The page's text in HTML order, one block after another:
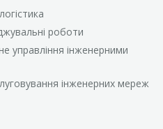
роботи
управління інженерними
інженерних мереж